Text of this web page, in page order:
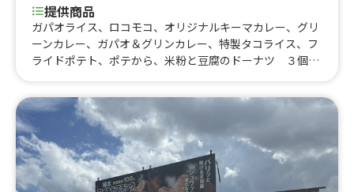
提供商品
ガパオライス、ロコモコ、オリジナルキーマカレー、グリ
ーンカレー、ガパオ＆グリンカレー、特製タコライス、フ
ライドポテト、ポテから、米粉と豆腐のドーナツ ３個セ
リンク、かき氷、カップドリンク、レモンソーダ